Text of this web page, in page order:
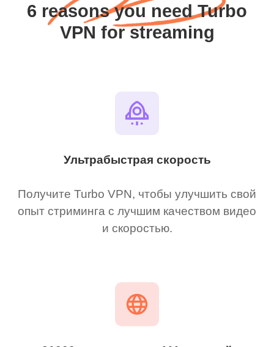
6 reasons you need Turbo
VPN for streaming
Ультрабыстрая скорость
Получите Turbo VPN, чтобы улучшить свой
опыт стриминга с лучшим качеством видео
и скоростью.